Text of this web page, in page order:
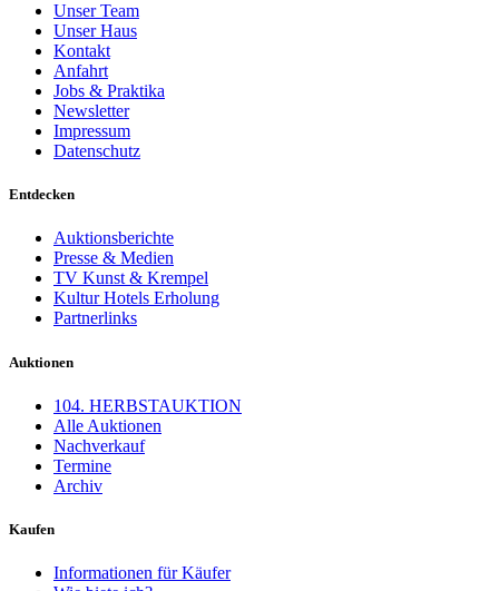
Unser Team
Unser Haus
Kontakt
Anfahrt
Jobs & Praktika
Newsletter
Impressum
Datenschutz
Entdecken
Auktionsberichte
Presse & Medien
TV Kunst & Krempel
Kultur Hotels Erholung
Partnerlinks
Auktionen
104. HERBSTAUKTION
Alle Auktionen
Nachverkauf
Termine
Archiv
Kaufen
Informationen für Käufer